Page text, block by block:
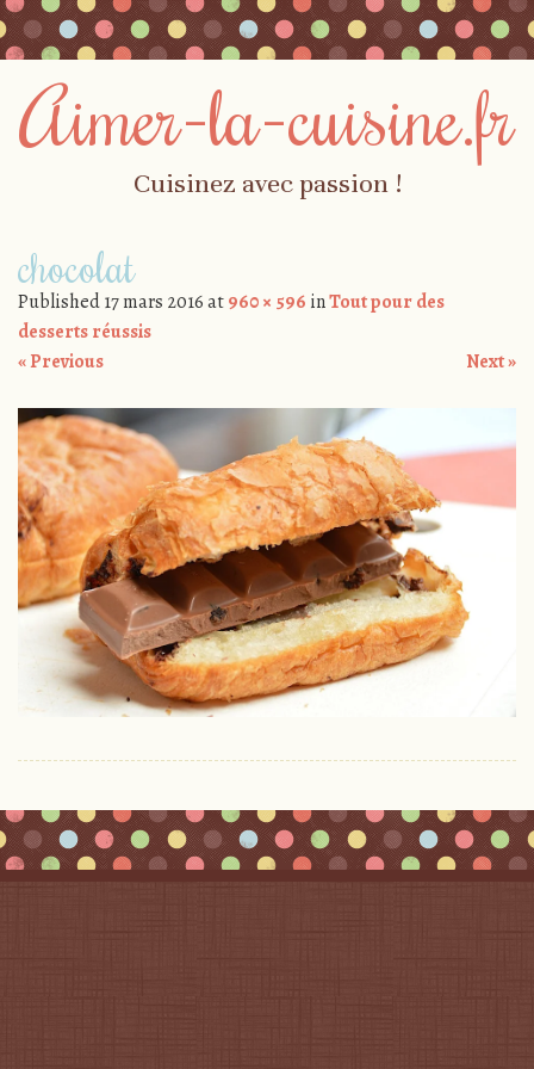
Aimer-la-cuisine.fr
Cuisinez avec passion !
Menu
chocolat
Published17 mars 2016at960 × 596 inTout pour des
desserts réussis
« Previous
Next »